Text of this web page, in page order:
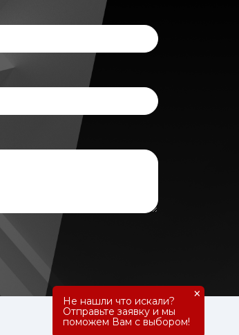
Не нашли что искали?
Отправьте заявку и мы
поможем Вам с выбором!
×